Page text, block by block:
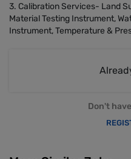
3. Calibration Services- Land
Material Testing Instrument,
Instrument, Temperature &
Don't